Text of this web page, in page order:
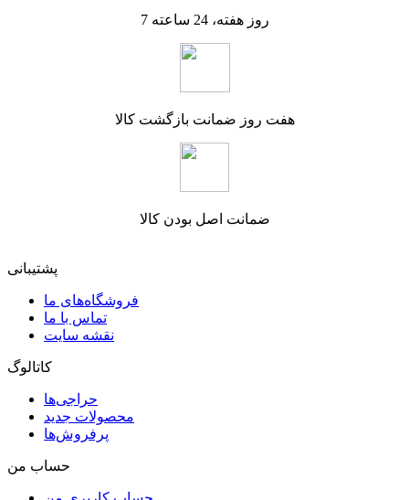
7 روز هفته، 24 ساعته
هفت روز ضمانت بازگشت کالا
ضمانت اصل بودن کالا
پشتیبانی
فروشگاه‌های ما
تماس با ما
نقشه سایت
کاتالوگ
حراجی‌ها
محصولات جدید
پرفروش‌ها
حساب من